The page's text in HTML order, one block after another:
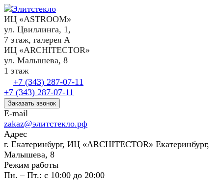
ИЦ «ASTROOM»
ул. Цвиллинга, 1,
7 этаж, галерея А
ИЦ «ARCHITECTOR»
ул. Малышева, 8
1 этаж
+7 (343) 287-07-11
+7 (343) 287-07-11
Заказать звонок
E-mail
zakaz@элитстекло.рф
Адрес
г. Екатеринбург, ИЦ «ARCHITECTOR» Екатеринбург,
Малышева, 8
Режим работы
Пн. – Пт.: с 10:00 до 20:00